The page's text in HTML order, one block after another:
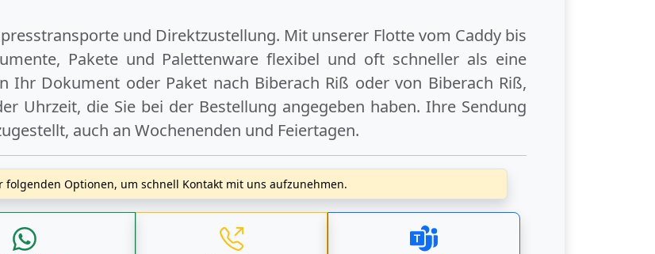
und Direktzustellung. Mit unserer Flotte vom Caddy bis
Pakete und Palettenware flexibel und oft schneller als eine
Ihr Dokument oder Paket nach Biberach Riß odervon Biberach Riß,
Uhrzeit, die Sie bei der Bestellung angegeben haben. Ihre Sendung
auch an Wochenenden und Feiertagen.
folgenden Optionen, um schnell Kontakt mit uns aufzunehmen.